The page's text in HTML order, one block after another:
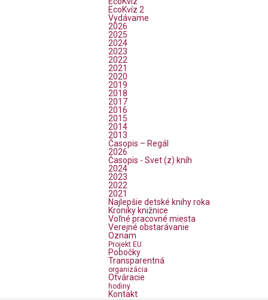
EcoKvíz 2
Vydávame
2026
2025
2024
2023
2022
2021
2020
2019
2018
2017
2016
2015
2014
2013
Časopis – Regál
2026
Časopis - Svet (z) kníh
2024
2023
2022
2021
Najlepšie detské knihy roka
Kroniky knižnice
Voľné pracovné miesta
Verejné obstarávanie
Oznam
Projekt EU
Pobočky
Transparentná
organizácia
Otváracie
hodiny
Kontakt